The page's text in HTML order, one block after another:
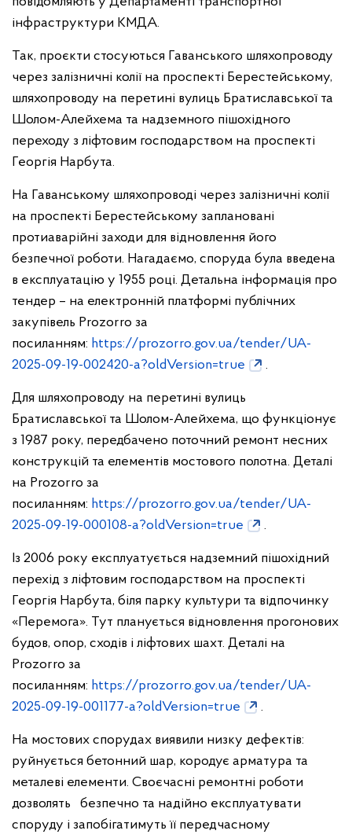
інфраструктури КМДА.
Так, проєкти стосуються Гаванського шляхопроводу
через залізничні колії на проспекті Берестейському,
шляхопроводу на перетині вулиць Братиславської та
Шолом-Алейхема та надземного пішохідного
переходу з ліфтовим господарством на проспекті
Георгія Нарбута.
На Гаванському шляхопроводі через залізничні колії
на проспекті Берестейському заплановані
протиаварійні заходи для відновлення його
безпечної роботи. Нагадаємо, споруда була введена
в експлуатацію у 1955 році. Детальна інформація про
тендер – на електронній платформі публічних
закупівель Prozorro за
посиланням: https://prozorro.gov.ua/tender/UA-
2025-09-19-002420-a?oldVersion=true
.
Для шляхопроводу на перетині вулиць
Братиславської та Шолом-Алейхема, що функціонує
з 1987 року, передбачено поточний ремонт несних
конструкцій та елементів мостового полотна. Деталі
на Prozorro за
посиланням: https://prozorro.gov.ua/tender/UA-
2025-09-19-000108-a?oldVersion=true
.
Із 2006 року експлуатується надземний пішохідний
перехід з ліфтовим господарством на проспекті
Георгія Нарбута, біля парку культури та відпочинку
«Перемога». Тут планується відновлення прогонових
будов, опор, сходів і ліфтових шахт. Деталі на
Prozorro за
посиланням: https://prozorro.gov.ua/tender/UA-
2025-09-19-001177-a?oldVersion=true
.
На мостових спорудах виявили низку дефектів:
руйнується бетонний шар, кородує арматура та
металеві елементи. Своєчасні ремонтні роботи
дозволять безпечно та надійно експлуатувати
споруду і запобігатимуть її передчасному